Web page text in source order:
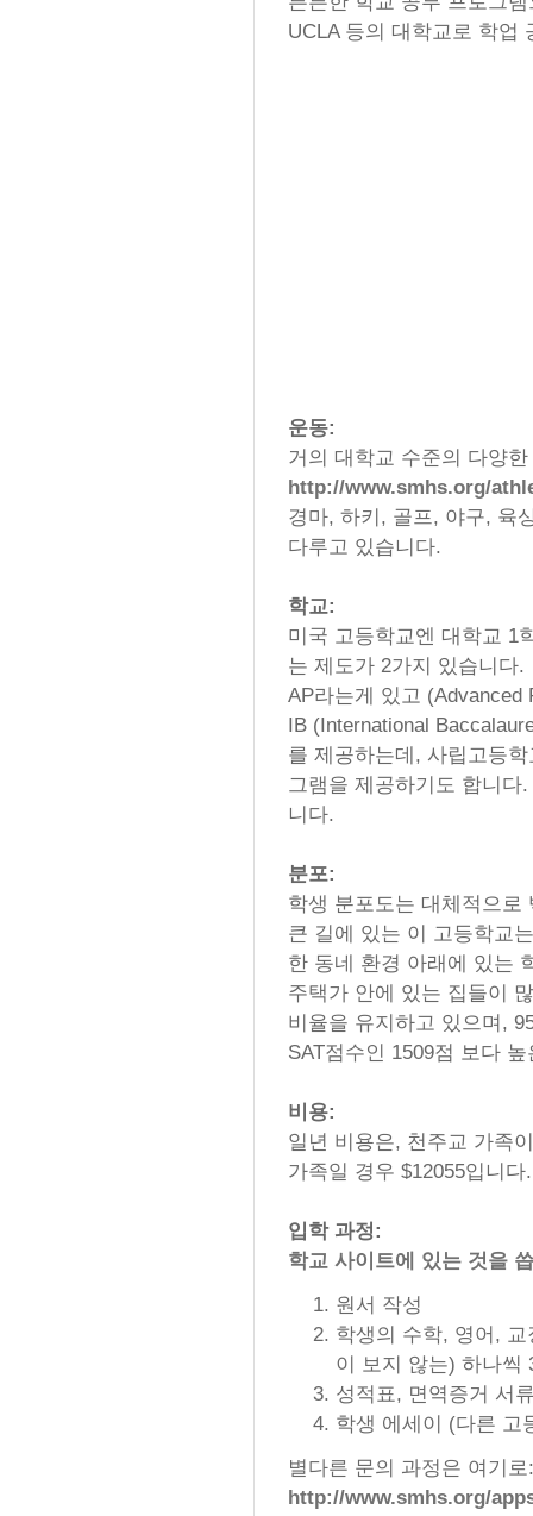
UCLA 등의 대학교로 학업
운동:
거의 대학교 수준의 다양
http://www.smhs.org/
경마, 하키, 골프, 야구, 육
다루고 있습니다.
학교:
미국 고등학교엔 대학교 1
는 제도가 2가지 있습니다.
AP라는게 있고 (Advanced
IB (International
를 제공하는데, 사립고등
그램을 제공하기도 합니
니다.
분포:
학생 분포도는 대체적으로
큰 길에 있는 이 고등학교
한 동네 환경 아래에 있는
주택가 안에 있는 집들이
비율을 유지하고 있으며,
SAT점수인 1509점 보다
비용:
일년 비용은, 천주교 가족
가족일 경우 $12055입니다.
입학 과정:
학교 사이트에 있는 것을
원서 작성
학생의 수학, 영어,
이 보지 않는) 하나씩
성적표, 면역증거 서
학생 에세이 (다른 고
별다른 문의 과정은 여기로:
http://www.smhs.org/